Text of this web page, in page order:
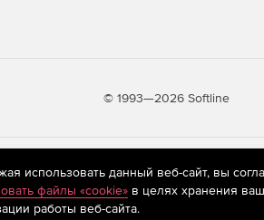
© 1993—2026 Softline
применяются
относящихся к предпочтениям
использовать данный веб-сайт, вы
файлы «cookie»в целях хранения
работы веб-сайта.